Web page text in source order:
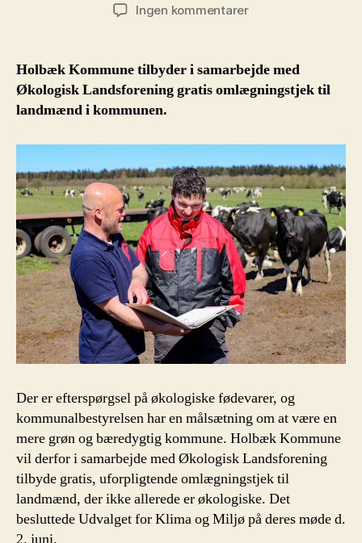
Ingen kommentarertil
omlægningstjek
i
Holbæk
Holbæk Kommune tilbyder i samarbejde med
Økologisk Landsforening gratis omlægningstjek til
landmænd i kommunen.
Der er efterspørgsel på økologiske fødevarer, og
kommunalbestyrelsen har en målsætning om at være en
mere grøn og bæredygtig kommune. Holbæk Kommune
vil derfor i samarbejde med Økologisk Landsforening
tilbyde gratis, uforpligtende omlægningstjek til
landmænd, der ikke allerede er økologiske. Det
besluttede Udvalget for Klima og Miljø på deres møde d.
2. juni.